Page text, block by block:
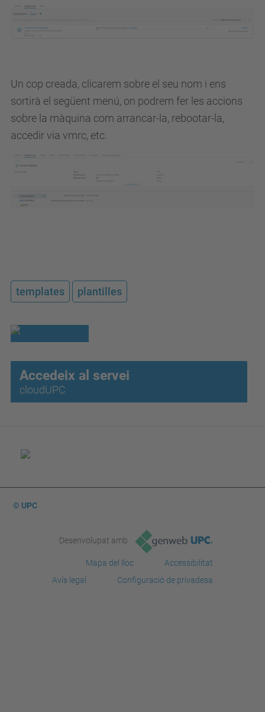
Un cop creada, clicarem sobre el seu nom i ens
sortirà el següent menú, on podrem fer les accions
sobre la màquina com arrancar-la, rebootar-la,
accedir via vmrc, etc.
templates plantilles
Accedeix al servei
cloudUPC
© UPC
Desenvolupat amb
Mapa del lloc
Accessibilitat
Avís legal
Configuració de privadesa